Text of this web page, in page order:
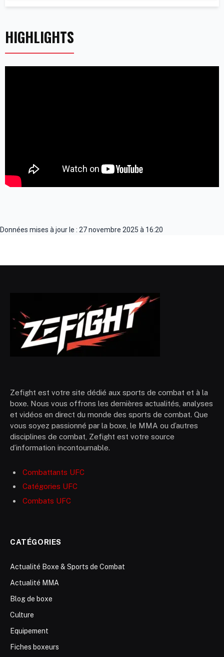
HIGHLIGHTS
Données mises à jour le : 27 novembre 2025 à 16:20
Zefight est votre site dédié aux sports de combat et à la
boxe. Nous vous offrons les dernières actualités, analyses
et vidéos en direct du monde des sports de combat. Que
vous soyez passionné par la boxe, le MMA ou d’autres
disciplines de combat, Zefight est votre source
d’information incontournable.
Combattants UFC
Catégories UFC
Combats UFC
CATÉGORIES
Actualité Boxe & Sports de Combat
Actualité MMA
Blog de boxe
Culture
Equipement
Fiches boxeurs